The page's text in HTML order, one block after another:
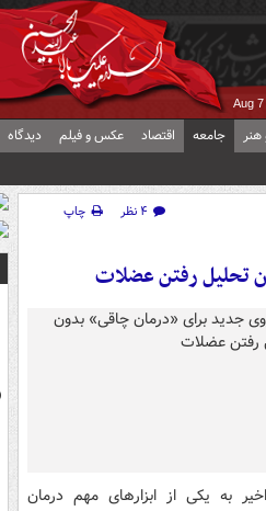
Aug
جامعه اقتصاد عکس و فیلم دیدگاه
۴ نظر
چاپ
تحلیل رفتن عضلات
به یکی از ابزارهای مهم درمان